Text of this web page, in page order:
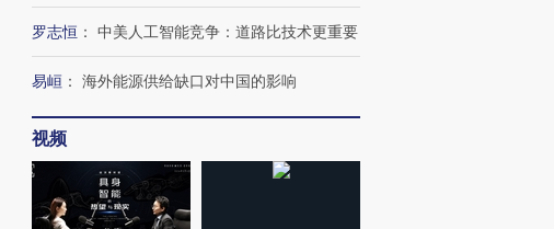
罗志恒 ： 中美人工智能竞争：道路比技术更重要
易峘 ： 海外能源供给缺口对中国的影响
视频